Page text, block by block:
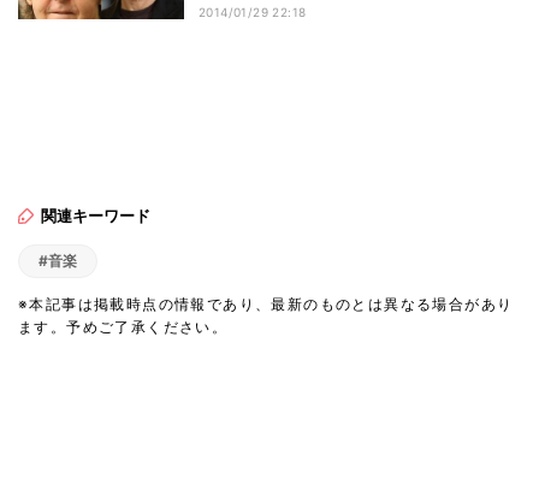
2014/01/29 22:18
関連キーワード
#音楽
※本記事は掲載時点の情報であり、最新のものとは異なる場合があり
ます。予めご了承ください。